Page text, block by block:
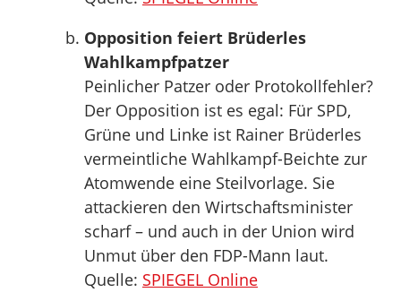
Opposition feiert Brüderles
Wahlkampfpatzer
Peinlicher Patzer oder Protokollfehler?
Der Opposition ist es egal: Für SPD,
Grüne und Linke ist Rainer Brüderles
vermeintliche Wahlkampf-Beichte zur
Atomwende eine Steilvorlage. Sie
attackieren den Wirtschaftsminister
scharf – und auch in der Union wird
Unmut über den FDP-Mann laut.
Quelle: SPIEGEL Online